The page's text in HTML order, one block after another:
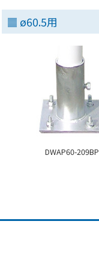
ø60.5用
DWAP60-209BP